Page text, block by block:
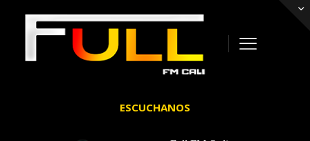
ESCUCHANOS